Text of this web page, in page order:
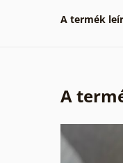
A termék
A